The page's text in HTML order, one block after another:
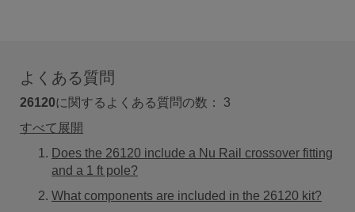
よくある質問
26120に関するよくある質問の数： 3
すべて展開
Does the 26120 include a Nu Rail crossover fitting
and a 1 ft pole?
What components are included in the 26120 kit?